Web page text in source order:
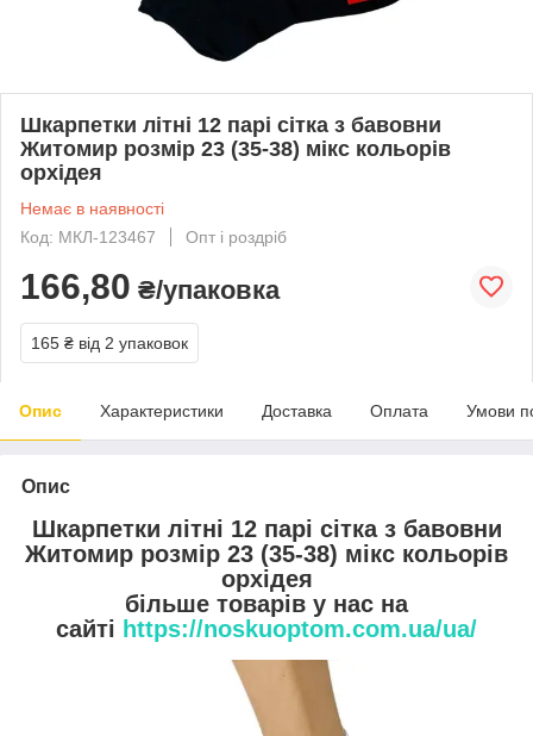
Шкарпетки літні 12 парі сітка з бавовни
Житомир розмір 23 (35-38) мікс кольорів
орхідея
Немає в наявності
Код: МКЛ-123467
Опт і роздріб
166,80 ₴/упаковка
165 ₴ від 2 упаковок
Опис Характеристики Доставка Оплата Умови
Опис
Шкарпетки літні 12 парі сітка з бавовни
Житомир розмір 23 (35-38) мікс кольорів
орхідея
більше товарів у нас на
сайті https://noskuoptom.com.ua/ua/